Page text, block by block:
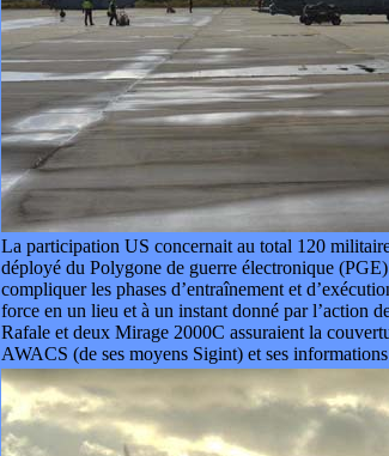
La participation US concernait au total 120
déployé du Polygone de guerre électronique
compliquer les phases d’entraînement et
force en un lieu et à un instant donné par l’action
Rafale et deux Mirage 2000C assuraient la
AWACS (de ses moyens Sigint) et ses